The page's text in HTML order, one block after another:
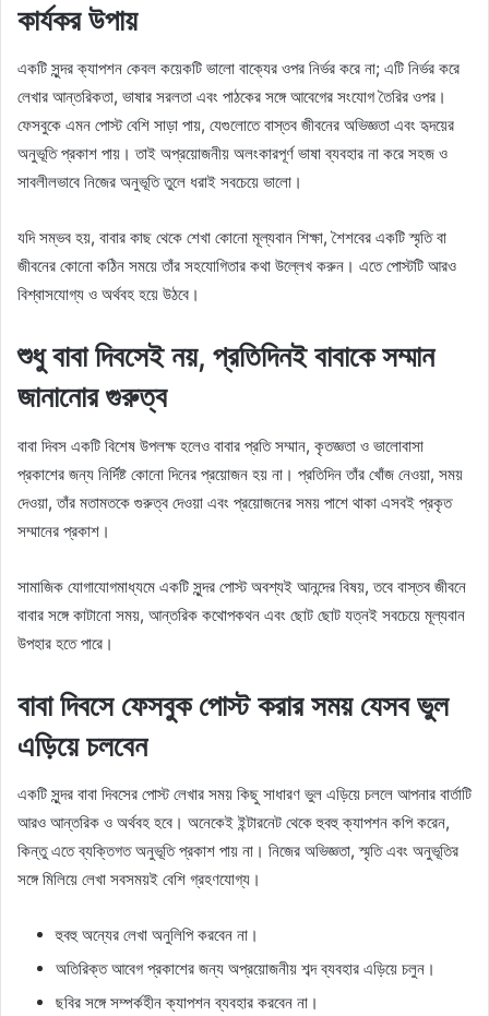
কার্যকর উপায়
একটি সুন্দর ক্যাপশন কেবল কয়েকটি ভালো বাক্যের ওপর নির্ভর করে না; এটি নির্ভর করে
লেখার আন্তরিকতা, ভাষার সরলতা এবং পাঠকের সঙ্গে আবেগের সংযোগ তৈরির ওপর।
ফেসবুকে এমন পোস্ট বেশি সাড়া পায়, যেগুলোতে বাস্তব জীবনের অভিজ্ঞতা এবং হৃদয়ের
অনুভূতি প্রকাশ পায়। তাই অপ্রয়োজনীয় অলংকারপূর্ণ ভাষা ব্যবহার না করে সহজ ও
সাবলীলভাবে নিজের অনুভূতি তুলে ধরাই সবচেয়ে ভালো।
যদি সম্ভব হয়, বাবার কাছ থেকে শেখা কোনো মূল্যবান শিক্ষা, শৈশবের একটি স্মৃতি বা
জীবনের কোনো কঠিন সময়ে তাঁর সহযোগিতার কথা উল্লেখ করুন। এতে পোস্টটি আরও
বিশ্বাসযোগ্য ও অর্থবহ হয়ে উঠবে।
শুধু বাবা দিবসেই নয়, প্রতিদিনই বাবাকে সম্মান
জানানোর গুরুত্ব
বাবা দিবস একটি বিশেষ উপলক্ষ হলেও বাবার প্রতি সম্মান, কৃতজ্ঞতা ও ভালোবাসা
প্রকাশের জন্য নির্দিষ্ট কোনো দিনের প্রয়োজন হয় না। প্রতিদিন তাঁর খোঁজ নেওয়া, সময়
দেওয়া, তাঁর মতামতকে গুরুত্ব দেওয়া এবং প্রয়োজনের সময় পাশে থাকা এসবই প্রকৃত
সম্মানের প্রকাশ।
সামাজিক যোগাযোগমাধ্যমে একটি সুন্দর পোস্ট অবশ্যই আনন্দের বিষয়, তবে বাস্তব জীবনে
বাবার সঙ্গে কাটানো সময়, আন্তরিক কথোপকথন এবং ছোট ছোট যত্নই সবচেয়ে মূল্যবান
উপহার হতে পারে।
বাবা দিবসে ফেসবুক পোস্ট করার সময় যেসব ভুল
এড়িয়ে চলবেন
একটি সুন্দর বাবা দিবসের পোস্ট লেখার সময় কিছু সাধারণ ভুল এড়িয়ে চললে আপনার বার্তাটি
আরও আন্তরিক ও অর্থবহ হবে। অনেকেই ইন্টারনেট থেকে হুবহু ক্যাপশন কপি করেন,
কিন্তু এতে ব্যক্তিগত অনুভূতি প্রকাশ পায় না। নিজের অভিজ্ঞতা, স্মৃতি এবং অনুভূতির
সঙ্গে মিলিয়ে লেখা সবসময়ই বেশি গ্রহণযোগ্য।
হুবহু অন্যের লেখা অনুলিপি করবেন না।
অতিরিক্ত আবেগ প্রকাশের জন্য অপ্রয়োজনীয় শব্দ ব্যবহার এড়িয়ে চলুন।
ছবির সঙ্গে সম্পর্কহীন ক্যাপশন ব্যবহার করবেন না।